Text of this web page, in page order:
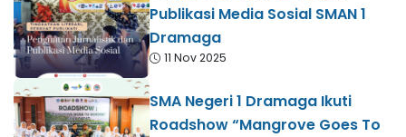
Publikasi Media Sosial SMAN 1
Dramaga
11 Nov 2025
SMA Negeri 1 Dramaga Ikuti
Roadshow “Mangrove Goes To